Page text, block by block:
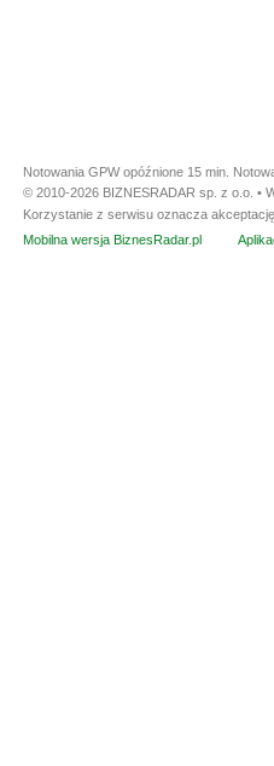
Notowania GPW opóźnione 15 min.
© 2010-2026 BIZNESRADAR sp. z o.o. •
Korzystanie z serwisu oznacza akceptację
Mobilna wersja BiznesRadar.pl